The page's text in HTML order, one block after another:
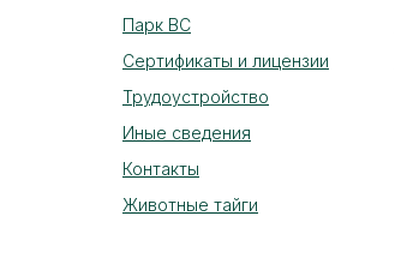
Парк ВС​
Сертификаты и лицензии
Трудоустройство
Иные сведения
Контакты
Животные тайги